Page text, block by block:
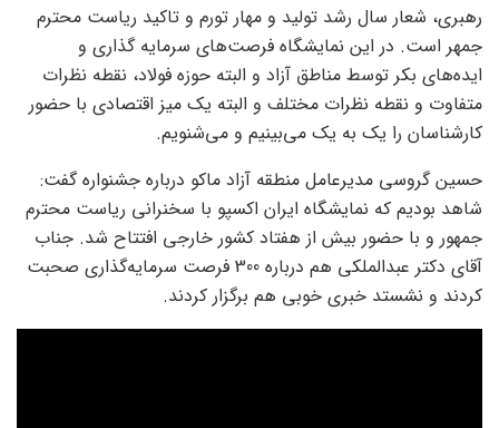
رهبری، شعار سال رشد تولید و مهار تورم و تاکید ریاست محترم
جمهر است. در این نمایشگاه فرصت‌های سرمایه گذاری و
ایده‌های بکر توسط مناطق آزاد و البته حوزه فولاد، نقطه نظرات
متفاوت و نقطه نظرات مختلف و البته یک میز اقتصادی با حضور
کارشناسان را یک به یک می‌بینیم و می‌شنویم.
حسین گروسی مدیرعامل منطقه آزاد ماکو درباره جشنواره گفت:
شاهد بودیم که نمایشگاه ایران اکسپو با سخنرانی ریاست محترم
جمهور و با حضور بیش از هفتاد کشور خارجی افتتاح شد. جناب
آقای دکتر عبدالملکی هم درباره 300 فرصت سرمایه‌گذاری صحبت
کردند و نشستد خبری خوبی هم برگزار کردند.